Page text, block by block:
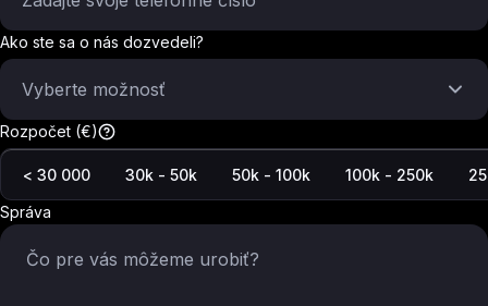
Ako ste sa o nás dozvedeli?
Vyberte možnosť
Rozpočet (€)
< 30 000 30k - 50k 50k - 100k 100k - 250k
Správa